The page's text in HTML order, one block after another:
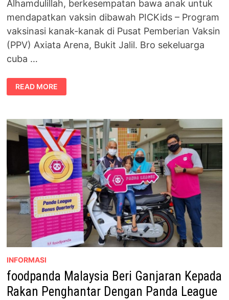
Alhamdulillah, berkesempatan bawa anak untuk
mendapatkan vaksin dibawah PICKids – Program
vaksinasi kanak-kanak di Pusat Pemberian Vaksin
(PPV) Axiata Arena, Bukit Jalil. Bro sekeluarga
cuba …
PICKIDS
–
PROGRAM
KANAK
BERUSIA
5
–
TAHUN
READ MORE
INFORMASI
foodpanda Malaysia Beri Ganjaran Kepada
Rakan Penghantar Dengan Panda League